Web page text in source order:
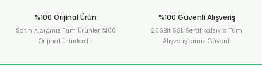
%100 Orijinal Ürün
Satın Aldığınız Tüm Ürünler %100
Orijinal Ürünlerdir
%100 Güvenli Alışveriş
256Bit SSL Sertifikalsıyla Tüm
Alışverişleriniz Güvenli